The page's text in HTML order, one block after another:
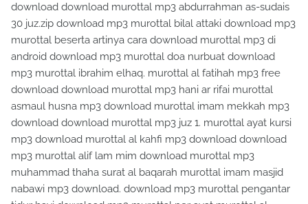
download download murottal mp3 abdurrahman as-sudais
30 juz.zip download mp3 murottal bilal attaki download mp3
murottal beserta artinya cara download murottal mp3 di
android download mp3 murottal doa nurbuat download
mp3 murottal ibrahim elhaq. murottal al fatihah mp3 free
download download murottal mp3 hani ar rifai murottal
asmaul husna mp3 download murottal imam mekkah mp3
download download murottal mp3 juz 1. murottal ayat kursi
mp3 download murottal al kahfi mp3 download download
mp3 murottal alif lam mim download murottal mp3
muhammad thaha surat al baqarah murottal imam masjid
nabawi mp3 download. download mp3 murottal pengantar